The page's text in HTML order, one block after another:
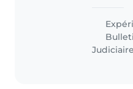
en bas
Judiciaire